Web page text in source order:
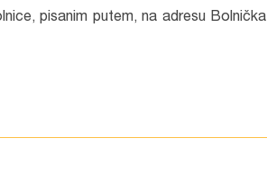
pisanim putem, na adresu Bolnička